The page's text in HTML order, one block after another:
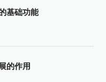
基础功能
的作用